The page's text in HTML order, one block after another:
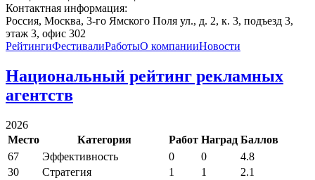
Контактная информация:
Россия, Москва, 3-го Ямского Поля ул., д. 2, к. 3, подъезд 3,
этаж 3, офис 302
РейтингиФестивалиРаботыО компанииНовости
Национальный рейтинг рекламных
агентств
2026
Место
Категория Работ Наград Баллов
67
Эффективность 0 0
4.8
30
Стратегия 1 1
2.1